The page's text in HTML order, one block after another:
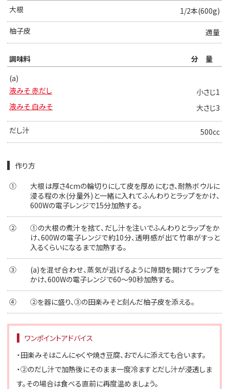
大根
1/2本(600g)
柚子皮
適量
調味料
分量
(a)
液みそ 赤だし
小さじ1
液みそ 白みそ
大さじ3
だし汁 500cc
作り方
①
大根は厚さ4cmの輪切りにして皮を厚めにむき、耐熱ボウルに
浸る程の水(分量外)と一緒に入れてふんわりとラップをかけ、
600Wの電子レンジで15分加熱する。
②
①の大根の煮汁を捨て、だし汁を注いでふんわりとラップをか
け、600Wの電子レンジで約10分、透明感が出て竹串がすっと
入るくらいになるまで加熱する。
③
(a)を混ぜ合わせ、蒸気が逃げるように隙間を開けてラップを
かけ、600Wの電子レンジで60〜90秒加熱する。
④ ②を器に盛り、③の田楽みそと刻んだ柚子皮を添える。
ワンポイントアドバイス
・田楽みそはこんにゃくや焼き豆腐、おでんに添えても合います。
・②のだし汁で加熱後にそのまま一度冷ますとだし汁が浸透しま
す。その場合は食べる直前に再度温めましょう。